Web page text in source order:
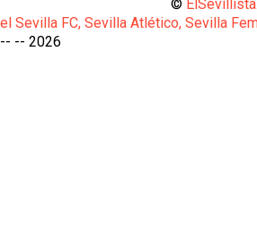
©
el Sevilla FC, Sevilla Atlético, Sevilla
-- -- 2026